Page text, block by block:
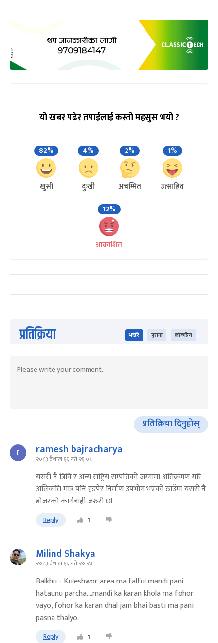
यो खबर पढेर तपाईलाई कस्तो महसुस भयो ?
82%
खुसी
4%
दुःखी
2%
अचम्मित
1%
उत्साहित
12%
आक्रोशित
प्रतिक्रिया भर्खरै पुराना लोकप्रिय
प्रतिक्रिया दिनुहोस्
ramesh bajracharya
२०८३ वैशाख १६ गते २१:०८
यसरी नै त्रिवि र अन्य राष्ट्रिय सम्पत्तिको जग्गामा अतिक्रमण गरि
अलिकति मात्र पनि हडपेर निर्माण उपभोग भएको ठाउँमा यसरी नै
डोजरको कार्यबाही जरुरी छ!
Reply 1
Milind Shakya
२०८३ वैशाख १६ गते २०:२३
Balkhu - Kuleshwor area ma falful mandi pani
hataunu parcha....mandi ka karan khola ma fohor
vayo, fohor ka karan dhal jam bhai basti ma pani
pasna thalyo.
Reply 1